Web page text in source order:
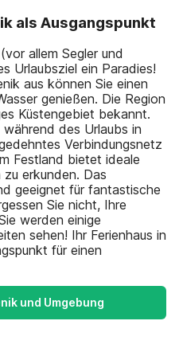
als Ausgangspunkt
allem Segler und
Urlaubsziel ein Paradies!
aus können Sie einen
genießen. Die Region
Küstengebiet bekannt.
des Urlaubs in
Verbindungsnetz
Festland bietet ideale
erkunden. Das
geeignet für fantastische
Sie nicht, Ihre
werden einige
sehen! Ihr Ferienhaus in
für einen
und Umgebung